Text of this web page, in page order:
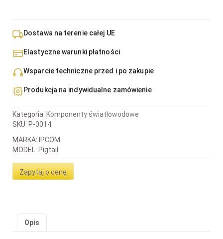
MARKA: IPCOM
MODEL: Pigtail
Zapytaj o cenę
Dostawa na terenie całej UE
Elastyczne warunki płatności
Wsparcie techniczne przed i po zakupie
Produkcja na indywidualne zamówienie
SKU: P-0014
Kategoria: Komponenty światłowodowe
Opis